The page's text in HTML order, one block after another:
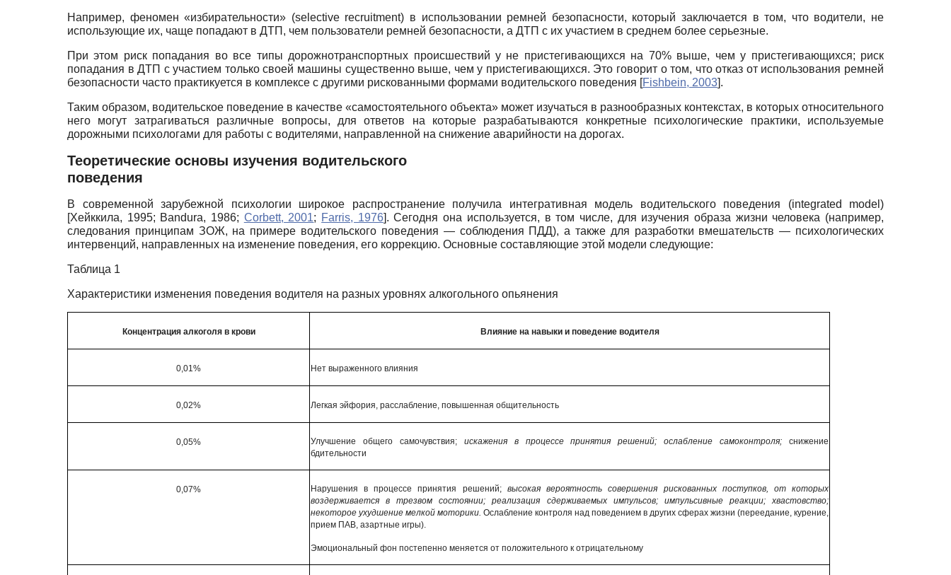
Например, феномен «избирательности» (selective recruitment) в использовании ремней безопасности, который заключается в том, что водители, не
использующие их, чаще попадают в ДТП, чем пользователи ремней безопасности, а ДТП с их участием в среднем более серьезные.
При этом риск попадания во все типы дорожно­транспортных происшествий у не пристегивающихся на 70% выше, чем у пристегивающихся; риск
попадания в ДТП с участием только своей машины существенно выше, чем у пристегивающихся. Это говорит о том, что отказ от использования ремней
безопасности часто практикуется в комплексе с другими рискованными формами водительского поведения [Fishbein, 2003].
Таким образом, водительское поведение в качестве «самостоятельного объекта» может изучаться в разнообразных контекстах, в которых относительного
него могут затрагиваться различные вопросы, для ответов на которые разрабатываются конкретные психологические практики, используемые
дорожными психологами для работы с водителями, направленной на снижение аварийности на дорогах.
Теоретические основы изучения водительского
поведения
В современной зарубежной психологии широкое распространение получила интегративная модель водительского поведения (integrated model)
[Хейккила, 1995; Bandura, 1986; Corbett, 2001; Farris, 1976]. Сегодня она используется, в том числе, для изучения образа жизни человека (например,
следования принципам ЗОЖ, на примере водительского поведения — соблюдения ПДД), а также для разработки вмешательств — психологических
интервенций, направленных на изменение поведения, его коррекцию. Основные составляющие этой модели следующие:
Таблица 1
Характеристики изменения поведения водителя на разных уровнях алкогольного опьянения
Концентрация алкоголя в крови Влияние на навыки и поведение водителя
0,01% Нет выраженного влияния
0,02% Легкая эйфория, расслабление, повышенная общительность
0,05% Улучшение общего самочувствия; искажения в процессе принятия решений; ослабление самоконтроля; снижение
бдительности
0,07% Нарушения в процессе принятия решений; высокая вероятность совершения рискованных поступков, от которых
воздерживается в трезвом состоянии; реализация сдерживаемых импульсов; импульсивные реакции; хвастовство;
некоторое ухудшение мелкой моторики. Ослабление контроля над поведением в других сферах жизни (переедание, курение,
прием ПАВ, азартные игры).
Эмоциональный фон постепенно меняется от положительного к отрицательному